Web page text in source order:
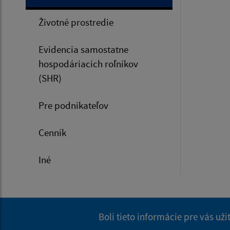
Životné prostredie
Evidencia samostatne
hospodáriacich roľníkov
(SHR)
Pre podnikateľov
Cenník
Iné
Boli tieto informácie pre vás